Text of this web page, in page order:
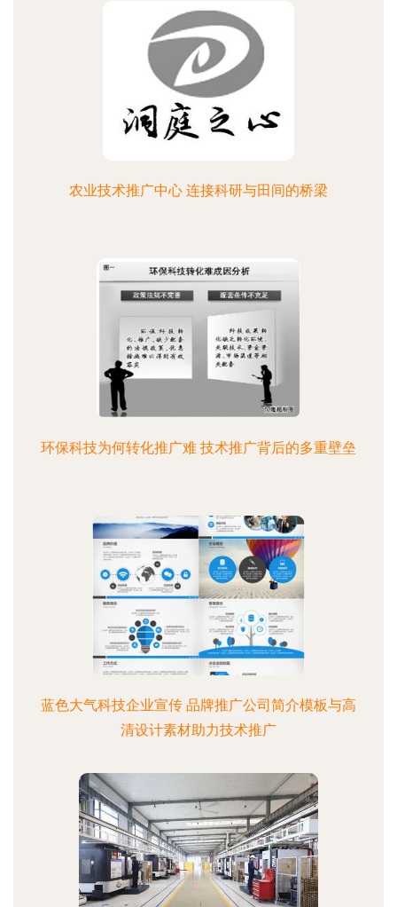
农业技术推广中心 连接科研与田间的桥梁
环保科技为何转化推广难 技术推广背后的多重壁垒
蓝色大气科技企业宣传 品牌推广公司简介模板与高
清设计素材助力技术推广